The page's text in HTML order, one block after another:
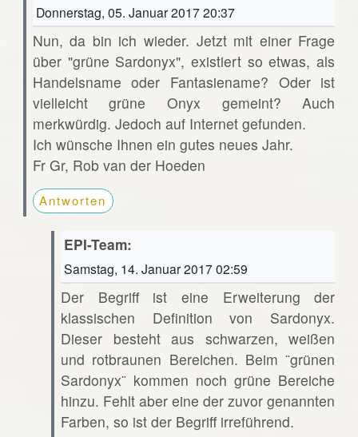
Donnerstag, 05. Januar 2017 20:37
Nun, da bin ich wieder. Jetzt mit einer Frage
über "grüne Sardonyx", existiert so etwas, als
Handelsname oder Fantasiename? Oder ist
vielleicht grüne Onyx gemeint? Auch
merkwürdig. Jedoch auf Internet gefunden.
Ich wünsche Ihnen ein gutes neues Jahr.
Fr Gr, Rob van der Hoeden
Antworten
EPI-Team:
Samstag, 14. Januar 2017 02:59
Der Begriff ist eine Erweiterung der
klassischen Definition von Sardonyx.
Dieser besteht aus schwarzen, weißen
und rotbraunen Bereichen. Beim ¨grünen
Sardonyx¨ kommen noch grüne Bereiche
hinzu. Fehlt aber eine der zuvor genannten
Farben, so ist der Begriff irreführend.